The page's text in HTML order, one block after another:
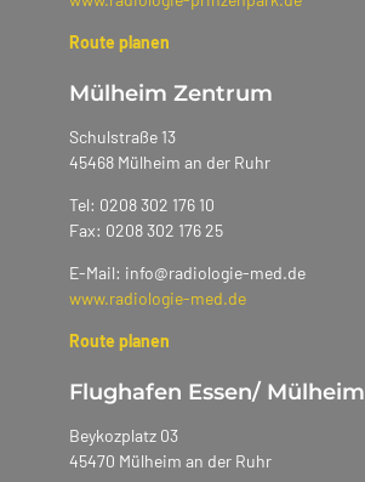
Route planen
Mülheim Zentrum
Schulstraße 13
45468 Mülheim an der Ruhr
Tel: 0208 302 176 10
Fax: 0208 302 176 25
E-Mail: info@radiologie-med.de
www.radiologie-med.de
Route planen
Flughafen Essen/ Mülheim
Beykozplatz 03
45470 Mülheim an der Ruhr